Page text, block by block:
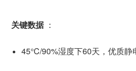
关键数据：
45°C/90%湿度下60天，优质